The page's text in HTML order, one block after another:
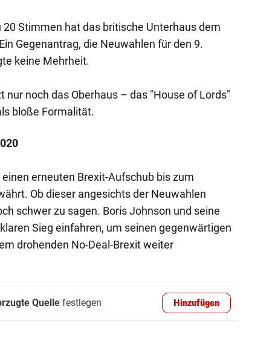
Stimmen hat das britische Unterhaus dem
Gegenantrag, die Neuwahlen für den 9.
keine Mehrheit.
noch das Oberhaus – das "House of Lords"
bloße Formalität.
erneuten Brexit-Aufschub bis zum
Ob dieser angesichts der Neuwahlen
schwer zu sagen. Boris Johnson und seine
Sieg einfahren, um seinen gegenwärtigen
drohenden No-Deal-Brexit weiter
Quellefestlegen Hinzufügen